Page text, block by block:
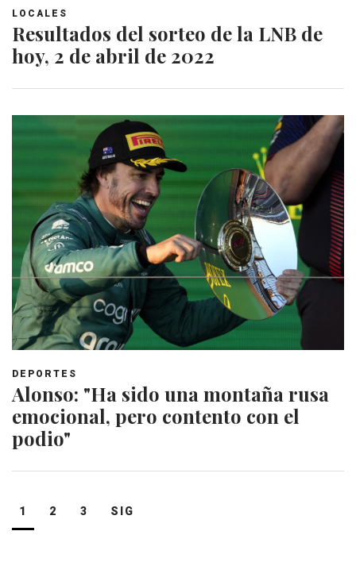
LOCALES
Resultados del sorteo de la LNB de
hoy, 2 de abril de 2022
DEPORTES
Alonso: "Ha sido una montaña rusa
emocional, pero contento con el
podio"
Navegación
de
1 2 3 SIG